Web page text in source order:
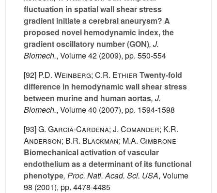
fluctuation in spatial wall shear stress
gradient initiate a cerebral aneurysm? A
proposed novel hemodynamic index, the
gradient oscillatory number (GON), J.
Biomech., Volume 42 (2009), pp. 550-554
[92] P.D. Weinberg; C.R. Ethier Twenty-fold
difference in hemodynamic wall shear stress
between murine and human aortas, J.
Biomech., Volume 40 (2007), pp. 1594-1598
[93]G. Garcia-Cardena; J. Comander; K.R.
Anderson; B.R. Blackman; M.A. Gimbrone
Biomechanical activation of vascular
endothelium as a determinant of its functional
phenotype, Proc. Natl. Acad. Sci. USA, Volume
98 (2001), pp. 4478-4485